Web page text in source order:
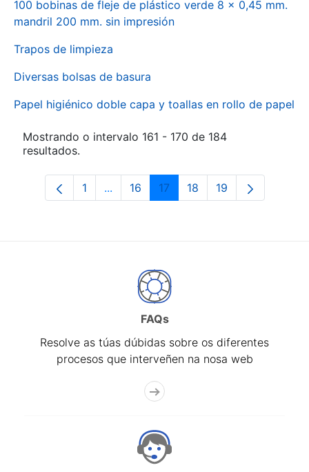
100 bobinas de fleje de plástico verde 8 x 0,45 mm.
mandril 200 mm. sin impresión
Trapos de limpieza
Diversas bolsas de basura
Papel higiénico doble capa y toallas en rollo de papel
Mostrando o intervalo 161 - 170 de 184
resultados.
Páxina
1 ...Páxinas intermedias Use pestaña
Páxina
16 Páxina
17 Páxina
18 Páxina
19
FAQs
Resolve as túas dúbidas sobre os diferentes
procesos que interveñen na nosa web